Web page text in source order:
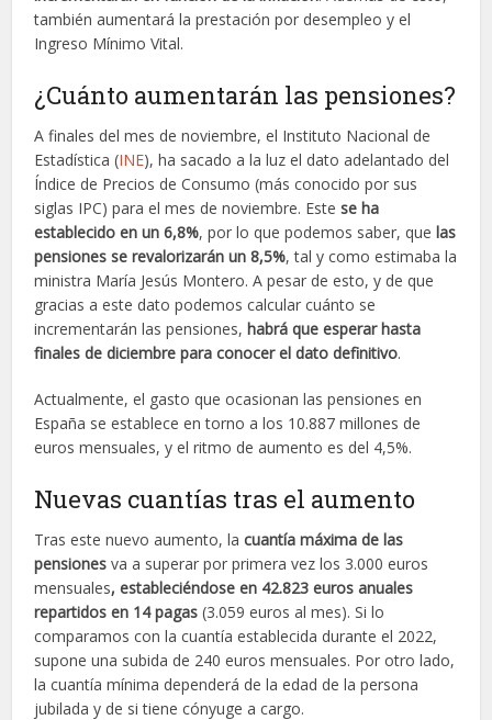
también aumentará la prestación por desempleo y el
Ingreso Mínimo Vital.
¿Cuánto aumentarán las pensiones?
A finales del mes de noviembre, el Instituto Nacional de
Estadística (INE), ha sacado a la luz el dato adelantado del
Índice de Precios de Consumo (más conocido por sus
siglas IPC) para el mes de noviembre. Estese ha
establecido en un 6,8%, por lo que podemos saber, quelas
pensiones se revalorizarán un 8,5%, tal y como estimaba la
ministra María Jesús Montero. A pesar de esto, y de que
gracias a este dato podemos calcular cuánto se
incrementarán las pensiones,habrá que esperar hasta
finales de diciembre para conocer el dato definitivo.
Actualmente, el gasto que ocasionan las pensiones en
España se establece en torno a los 10.887 millones de
euros mensuales, y el ritmo de aumento es del 4,5%.
Nuevas cuantías tras el aumento
Tras este nuevo aumento, lacuantía máxima de las
pensiones va a superar por primera vez los 3.000 euros
mensuales, estableciéndose en 42.823 euros anuales
repartidos en 14 pagas (3.059 euros al mes). Si lo
comparamos con la cuantía establecida durante el 2022,
supone una subida de 240 euros mensuales. Por otro lado,
la cuantía mínima dependerá de la edad de la persona
jubilada y de si tiene cónyuge a cargo.